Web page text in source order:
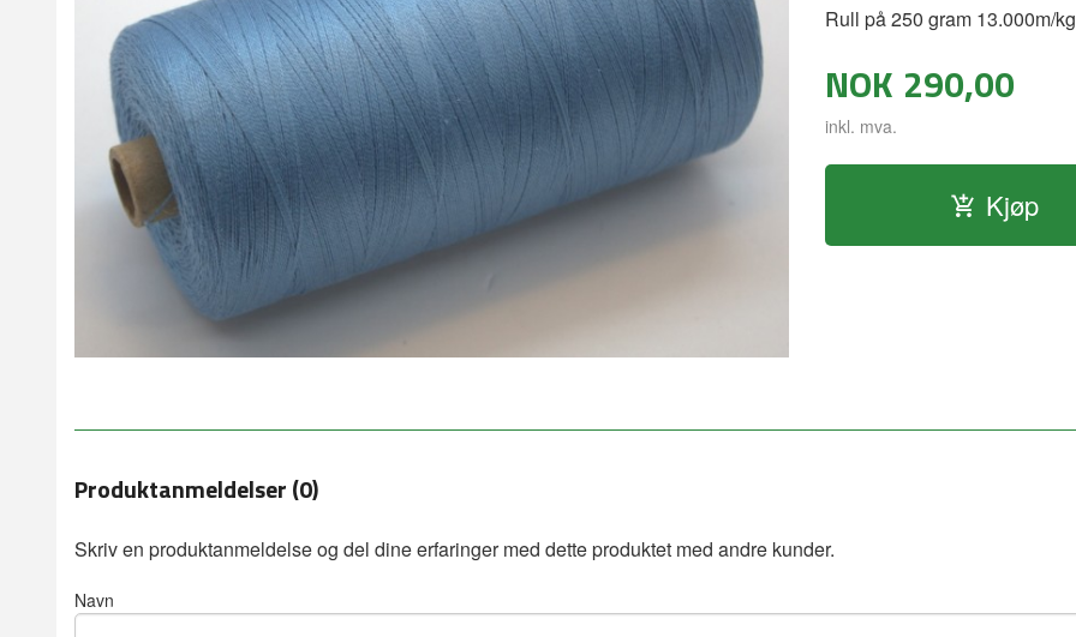
Rull på 250 gram 13.000m/kg
NOK 290,00
inkl. mva.
Kjøp
Produktanmeldelser (0)
Skriv en produktanmeldelse og del dine erfaringer med dette produktet med andre kunder.
Navn